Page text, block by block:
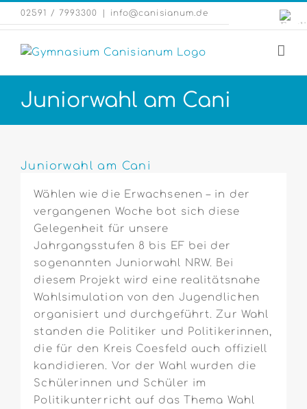
Zum
Inhalt
springen
02591 / 7993300 info@canisianum.de
Juniorwahl am Cani
grösseres
Juniorwahl am Cani
Wählen wie die Erwachsenen – in der
vergangenen Woche bot sich diese
Gelegenheit für unsere
Jahrgangsstufen 8 bis EF bei der
sogenannten Juniorwahl NRW. Bei
diesem Projekt wird eine realitätsnahe
Wahlsimulation von den Jugendlichen
organisiert und durchgeführt. Zur Wahl
standen die Politiker und Politikerinnen,
die für den Kreis Coesfeld auch offiziell
kandidieren. Vor der Wahl wurden die
Schülerinnen und Schüler im
Politikunterricht auf das Thema Wahl